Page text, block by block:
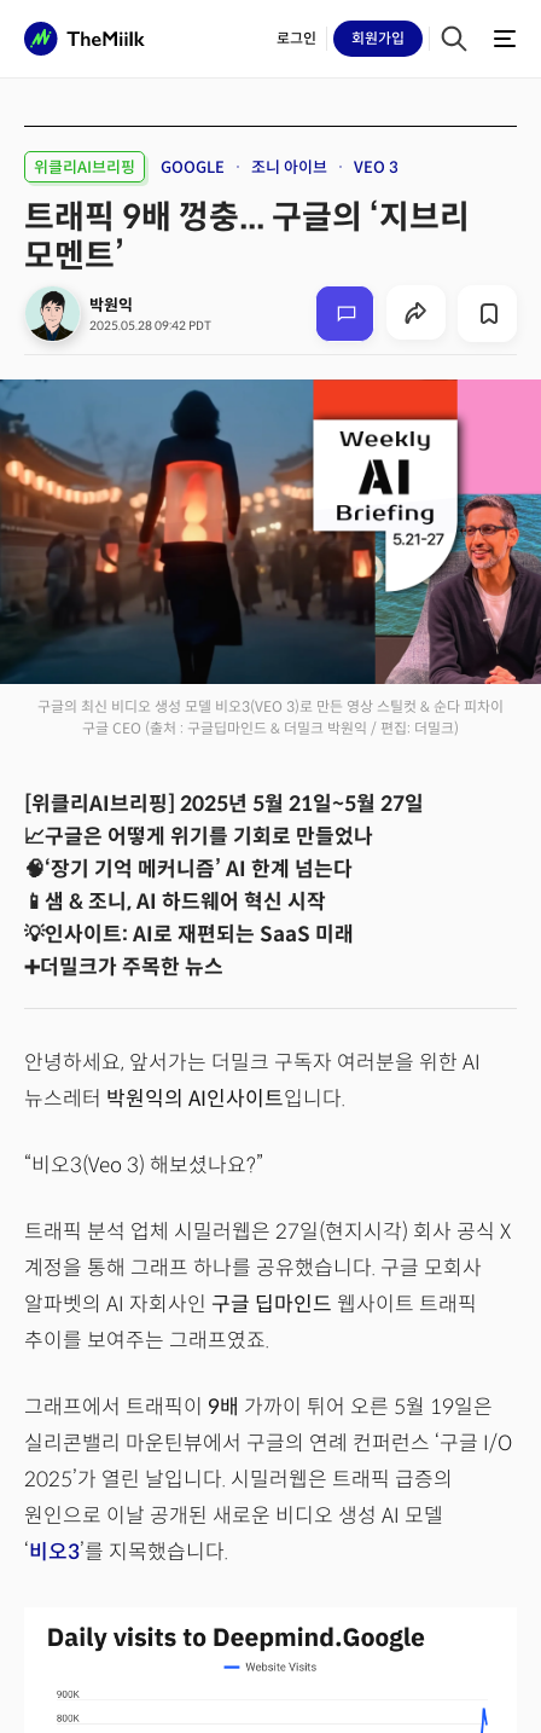
로그인 회원가입
위클리AI브리핑 GOOGLE 조니 아이브 VEO 3
트래픽 9배 껑충... 구글의 ‘지브리
모멘트’
박원익
2025.05.28 09:42 PDT
구글의 최신 비디오 생성 모델 비오3(VEO 3)로 만든 영상 스틸컷 & 순다 피차이
구글 CEO (출처 : 구글딥마인드 & 더밀크 박원익 / 편집: 더밀크)
[위클리AI브리핑] 2025년 5월 21일~5월 27일
📈구글은 어떻게 위기를 기회로 만들었나
🧠‘장기 기억 메커니즘’ AI 한계 넘는다
📱샘 & 조니, AI 하드웨어 혁신 시작
💡인사이트: AI로 재편되는 SaaS 미래
➕더밀크가 주목한 뉴스
안녕하세요, 앞서가는 더밀크 구독자 여러분을 위한 AI
뉴스레터 박원익의 AI인사이트입니다.
“비오3(Veo 3) 해보셨나요?”
트래픽 분석 업체 시밀러웹은 27일(현지시각) 회사 공식 X
계정을 통해 그래프 하나를 공유했습니다. 구글 모회사
알파벳의 AI 자회사인 구글 딥마인드 웹사이트 트래픽
추이를 보여주는 그래프였죠.
그래프에서 트래픽이 9배 가까이 튀어 오른 5월 19일은
실리콘밸리 마운틴뷰에서 구글의 연례 컨퍼런스 ‘구글 I/O
2025’가 열린 날입니다. 시밀러웹은 트래픽 급증의
원인으로 이날 공개된 새로운 비디오 생성 AI 모델
‘비오3’를 지목했습니다.